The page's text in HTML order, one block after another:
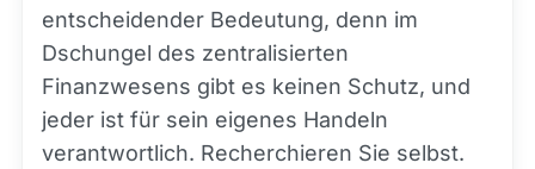
entscheidender Bedeutung, denn im
Dschungel des zentralisierten
Finanzwesens gibt es keinen Schutz, und
jeder ist für sein eigenes Handeln
verantwortlich. Recherchieren Sie selbst.